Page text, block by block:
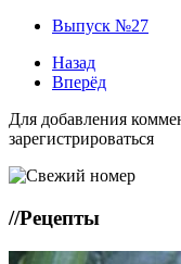
Выпуск №27
Назад
Вперёд
Для добавления
зарегистрироваться
//Рецепты